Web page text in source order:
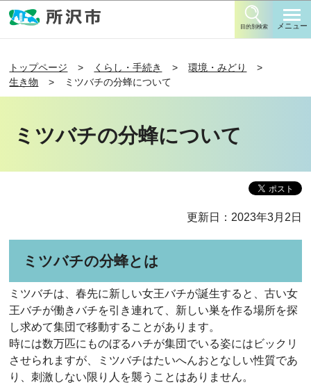
目的別検索 メニュー
トップページ くらし・手続き
環境・みどり
生き物
ミツバチの分蜂について
ミツバチの分蜂について
更新日：2023年3月2日
ミツバチの分蜂とは
ミツバチは、春先に新しい女王バチが誕生すると、古い女
王バチが働きバチを引き連れて、新しい巣を作る場所を探
し求めて集団で移動することがあります。
時には数万匹にものぼるハチが集団でいる姿にはビックリ
させられますが、ミツバチはたいへんおとなしい性質であ
り、刺激しない限り人を襲うことはありません。